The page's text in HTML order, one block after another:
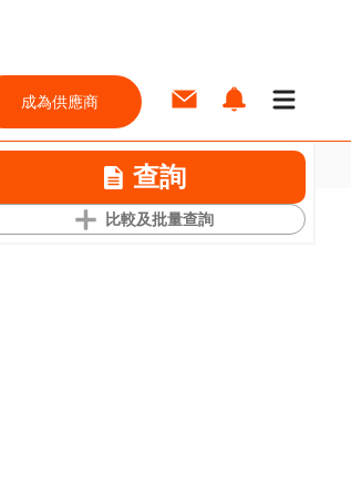
成為供應商
查詢
比較及批量查詢